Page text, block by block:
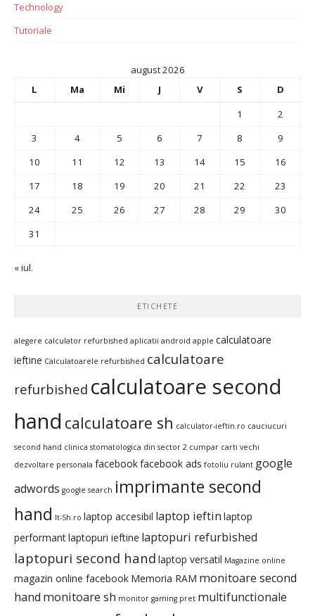
Technology
Tutoriale
august 2026
L
Ma Mi J V S
D
1
2
3
4 5 6 7 8
9
10
11 12 13 14 15
16
17
18 19 20 21 22
23
24
25 26 27 28 29
30
31
« iul.
ETICHETE
alegere calculator refurbished aplicatii android apple calculatoare
ieftine Calculatoarele refurbished calculatoare
refurbished calculatoare second
hand calculatoare sh calculator-ieftin.ro cauciucuri
second hand clinica stomatologica din sector 2 cumpar carti vechi
dezvoltare personala facebookfacebook ads fotoliu rulant google
adwords google search imprimante second
hand It-Sh.ro laptop accesibil laptop ieftin laptop
performantlaptopuri ieftine laptopuri refurbished
laptopuri second hand laptop versatil Magazine online
magazin online facebook Memoria RAM monitoare second
hand monitoare sh monitor gaming pret multifunctionale